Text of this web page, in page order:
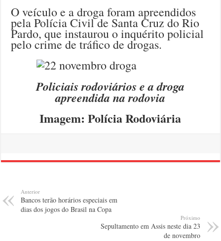
O veículo e a droga foram apreendidos
pela Polícia Civil de Santa Cruz do Rio
Pardo, que instaurou o inquérito policial
pelo crime de tráfico de drogas.
Policiais rodoviários e a droga
apreendida na rodovia
Imagem: Polícia Rodoviária
Anterior
Bancos terão horários especiais em
dias dos jogos do Brasil na Copa
Próximo
Sepultamento em Assis neste dia 23
de novembro